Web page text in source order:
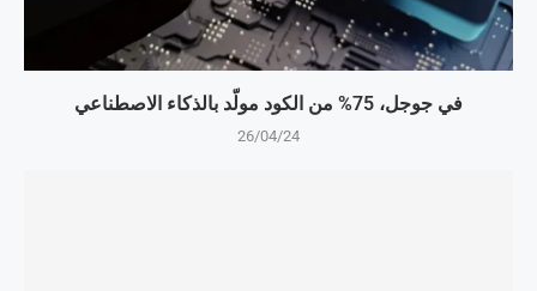
في جوجل، 75% من الكود مولّد بالذكاء الاصطناعي
26/04/24